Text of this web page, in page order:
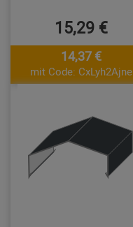
15,29 €
14,37 €
mit Code: CxLyh2Ajne